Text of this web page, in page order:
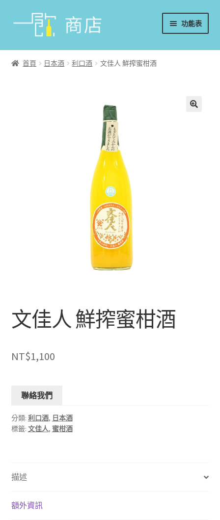
功能表
首頁
首頁 日本酒 利口酒 文佳人 鮮搾蜜柑酒
文佳人 鮮搾蜜柑酒
NT$1,100
聯絡我們
分類: 利口酒, 日本酒
標籤: 文佳人, 蜜柑酒
描述
額外資訊